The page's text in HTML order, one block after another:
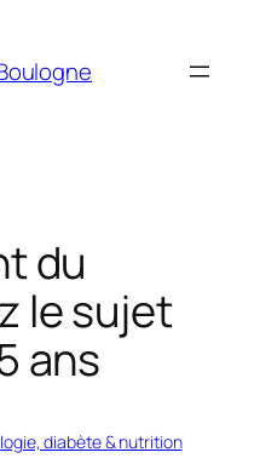
du
le sujet
ans
diabète & nutrition